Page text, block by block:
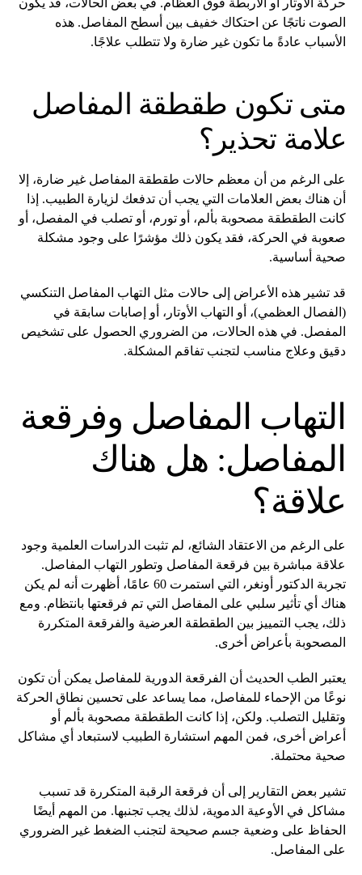
حركة الأوتار أو الأربطة فوق العظام. في بعض الحالات، قد يكون
الصوت ناتجًا عن احتكاك خفيف بين أسطح المفاصل. هذه
الأسباب عادةً ما تكون غير ضارة ولا تتطلب علاجًا.
متى تكون طقطقة المفاصل
علامة تحذير؟
على الرغم من أن معظم حالات طقطقة المفاصل غير ضارة، إلا
أن هناك بعض العلامات التي يجب أن تدفعك لزيارة الطبيب. إذا
كانت الطقطقة مصحوبة بألم، أو تورم، أو تصلب في المفصل، أو
صعوبة في الحركة، فقد يكون ذلك مؤشرًا على وجود مشكلة
صحية أساسية.
قد تشير هذه الأعراض إلى حالات مثل التهاب المفاصل التنكسي
(الفصال العظمي)، أو التهاب الأوتار، أو إصابات سابقة في
المفصل. في هذه الحالات، من الضروري الحصول على تشخيص
دقيق وعلاج مناسب لتجنب تفاقم المشكلة.
التهاب المفاصل وفرقعة
المفاصل: هل هناك
علاقة؟
على الرغم من الاعتقاد الشائع، لم تثبت الدراسات العلمية وجود
علاقة مباشرة بين فرقعة المفاصل وتطور التهاب المفاصل.
تجربة الدكتور أونغر، التي استمرت 60 عامًا، أظهرت أنه لم يكن
هناك أي تأثير سلبي على المفاصل التي تم فرقعتها بانتظام. ومع
ذلك، يجب التمييز بين الطقطقة العرضية والفرقعة المتكررة
المصحوبة بأعراض أخرى.
يعتبر الطب الحديث أن الفرقعة الدورية للمفاصل يمكن أن تكون
نوعًا من الإحماء للمفاصل، مما يساعد على تحسين نطاق الحركة
وتقليل التصلب. ولكن، إذا كانت الطقطقة مصحوبة بألم أو
أعراض أخرى، فمن المهم استشارة الطبيب لاستبعاد أي مشاكل
صحية محتملة.
تشير بعض التقارير إلى أن فرقعة الرقبة المتكررة قد تسبب
مشاكل في الأوعية الدموية، لذلك يجب تجنبها. من المهم أيضًا
الحفاظ على وضعية جسم صحيحة لتجنب الضغط غير الضروري
على المفاصل.